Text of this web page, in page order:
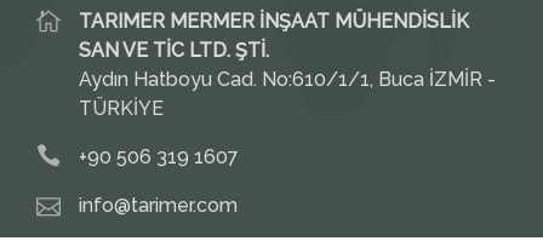
TARIMER MERMER İNŞAAT MÜHENDİSLİK
SAN VE TİC LTD. ŞTİ.
Aydın Hatboyu Cad. No:610/1/1, Buca İZMİR -
TÜRKİYE
+90 506 319 1607
info@tarimer.com